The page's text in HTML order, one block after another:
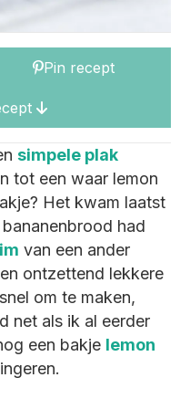
Pin recept
simpele plak
tot een waar lemon
Het kwam laatst
had
van een ander
ontzettend lekkere
om te maken,
net als ik al eerder
een bakje lemon